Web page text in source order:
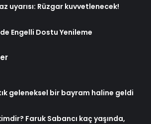
uyarısı: Rüzgar kuvvetlenecek!
Engelli Dostu Yenileme
geleneksel bir bayram haline geldi
Faruk Sabancı kaç yaşında,